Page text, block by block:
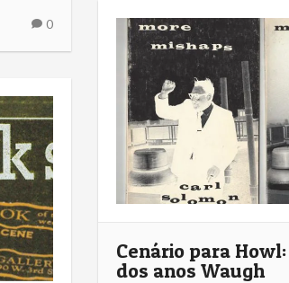
0
Cenário para
dos anos Waugh